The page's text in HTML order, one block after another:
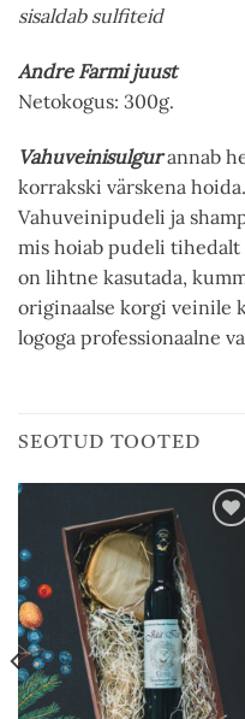
sisaldab sulfiteid
Andre Farmi juust
Netokogus: 300g.
Vahuveinisulgurannab
korrakski värskena hoida.
Vahuveinipudeli ja
mis hoiab pudeli tihedalt
on lihtne kasutada,
originaalse korgi veinile
logoga professionaalne
SEOTUD TOOTED